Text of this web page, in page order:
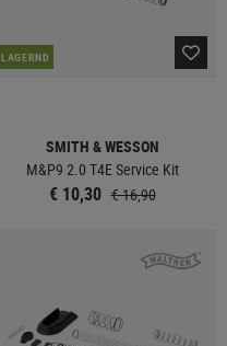
LAGERND
SMITH & WESSON
M&P9 2.0 T4E Service Kit
€ 10,30 € 16,90